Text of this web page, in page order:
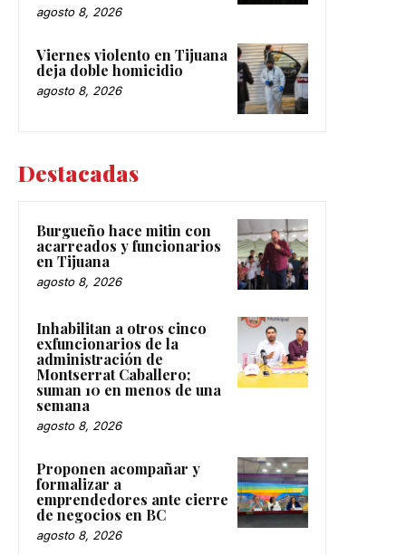
agosto 8, 2026
Viernes violento en Tijuana
deja doble homicidio
agosto 8, 2026
Destacadas
Burgueño hace mitin con
acarreados y funcionarios
en Tijuana
agosto 8, 2026
Inhabilitan a otros cinco
exfuncionarios de la
administración de
Montserrat Caballero;
suman 10 en menos de una
semana
agosto 8, 2026
Proponen acompañar y
formalizar a
emprendedores ante cierre
de negocios en BC
agosto 8, 2026